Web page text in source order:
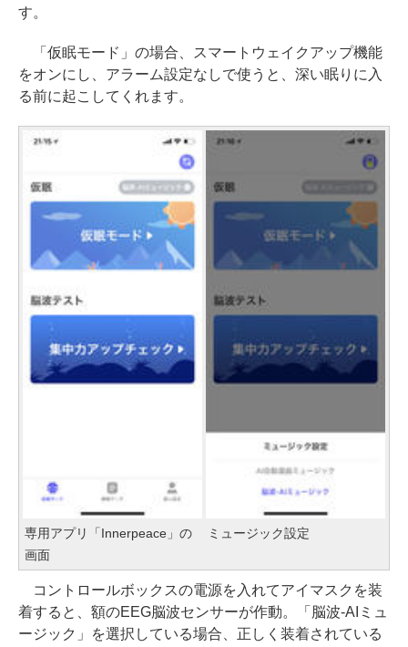
す。
「仮眠モード」の場合、スマートウェイクアップ機能
をオンにし、アラーム設定なしで使うと、深い眠りに入
る前に起こしてくれます。
専用アプリ「Innerpeace」の
画面
ミュージック設定
コントロールボックスの電源を入れてアイマスクを装
着すると、額のEEG脳波センサーが作動。「脳波-AIミュ
ージック」を選択している場合、正しく装着されている